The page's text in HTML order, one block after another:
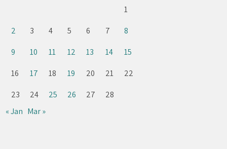
1
2
3 4 5 6 7
8
9
10 11 12 13 14
15
16
17 18 19 20 21
22
23
24 25 26 27
28
« Jan Mar »